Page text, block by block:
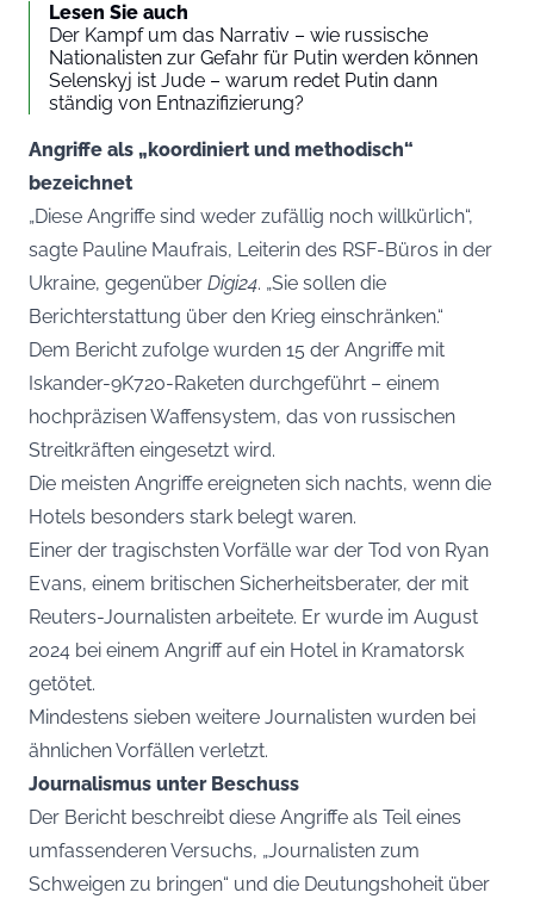
Lesen Sie auch
Der Kampf um das Narrativ – wie russische
Nationalisten zur Gefahr für Putin werden können
Selenskyj ist Jude – warum redet Putin dann
ständig von Entnazifizierung?
Angriffe als „koordiniert und methodisch“
bezeichnet
„Diese Angriffe sind weder zufällig noch willkürlich“,
sagte Pauline Maufrais, Leiterin des RSF-Büros in der
Ukraine, gegenüber Digi24. „Sie sollen die
Berichterstattung über den Krieg einschränken.“
Dem Bericht zufolge wurden 15 der Angriffe mit
Iskander-9K720-Raketen durchgeführt – einem
hochpräzisen Waffensystem, das von russischen
Streitkräften eingesetzt wird.
Die meisten Angriffe ereigneten sich nachts, wenn die
Hotels besonders stark belegt waren.
Einer der tragischsten Vorfälle war der Tod von Ryan
Evans, einem britischen Sicherheitsberater, der mit
Reuters-Journalisten arbeitete. Er wurde im August
2024 bei einem Angriff auf ein Hotel in Kramatorsk
getötet.
Mindestens sieben weitere Journalisten wurden bei
ähnlichen Vorfällen verletzt.
Journalismus unter Beschuss
Der Bericht beschreibt diese Angriffe als Teil eines
umfassenderen Versuchs, „Journalisten zum
Schweigen zu bringen“ und die Deutungshoheit über